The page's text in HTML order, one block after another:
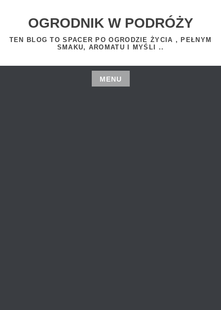
OGRODNIK W PODRÓŻY
TEN BLOG TO SPACER PO OGRODZIE ŻYCIA , PEŁNYM
SMAKU, AROMATU I MYŚLI ..
MENU